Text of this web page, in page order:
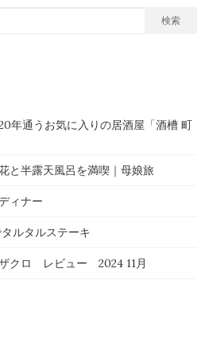
検索
年通うお気に入りの居酒屋「酒槽 町
と半露天風呂を満喫｜母娘旅
ィナー
ルタルステーキ
クロ レビュー 2024 11月